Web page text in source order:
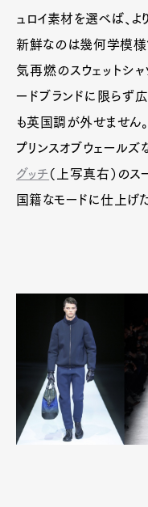
ュロイ素材を選べば、よ
新鮮なのは幾何学模様
気再燃のスウェットシ
ードブランドに限らず
も英国調が外せません。
プリンスオブウェール
グッチ （上写真右）の
国籍なモードに仕上げ